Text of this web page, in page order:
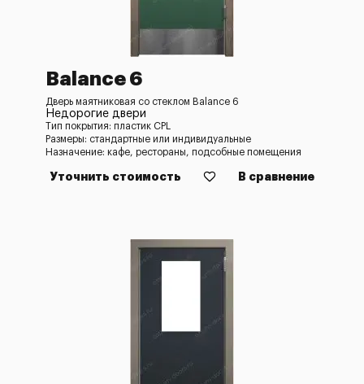
Balance 6
Дверь маятниковая со стеклом Balance 6
Недорогие двери
Тип покрытия: пластик CPL
Размеры: стандартные или индивидуальные
Назначение: кафе, рестораны, подсобные помещения
Уточнить стоимость В сравнение